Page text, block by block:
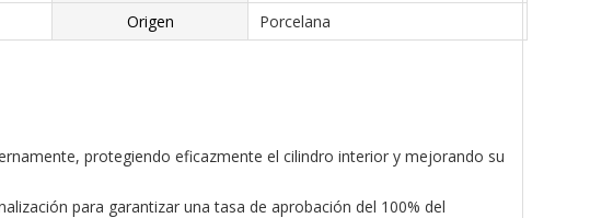
Origen Porcelana
protegiendo eficazmente el cilindro interior y mejorando su
para garantizar una tasa de aprobación del 100% del